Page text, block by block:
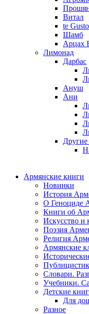
Витал
te Gusto
Шамб
Арцах
Лимонад
Дарбас
Ануш
Ани
Другие
Армянские книги
Новинки
История
О Геноциде
Книги об
Иcкусство и
Поэзия
Религия
Армянские
Словари.
Учебники.
Детские
Для
Разное